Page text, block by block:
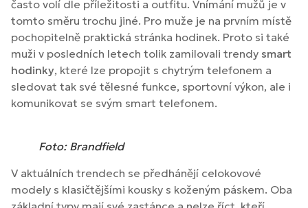
často volí dle příležitosti a outfitu. Vnímání mužů je v
tomto směru trochu jiné. Pro muže je na prvním místě
pochopitelně praktická stránka hodinek. Proto si také
muži v posledních letech tolik zamilovali trendy smart
hodinky, které lze propojit s chytrým telefonem a
sledovat tak své tělesné funkce, sportovní výkon, ale i
komunikovat se svým smart telefonem.
Foto: Brandfield
V aktuálních trendech se předhánějí celokovové
modely s klasičtějšími kousky s koženým páskem. Oba